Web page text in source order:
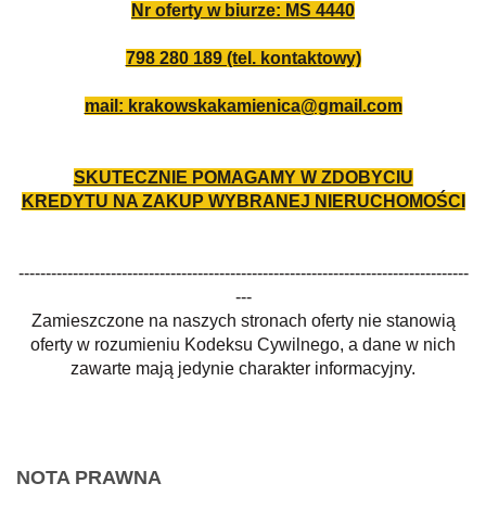
Nr oferty w biurze: MS 4440
798 280 189 (tel. kontaktowy)
mail: krakowskakamienica@gmail.com
SKUTECZNIE POMAGAMY W ZDOBYCIU
KREDYTU NA ZAKUP WYBRANEJ NIERUCHOMOŚCI
-----------------------------------------------------------------------------------
---
Zamieszczone na naszych stronach oferty nie stanowią
oferty w rozumieniu Kodeksu Cywilnego, a dane w nich
zawarte mają jedynie charakter informacyjny.
NOTA PRAWNA